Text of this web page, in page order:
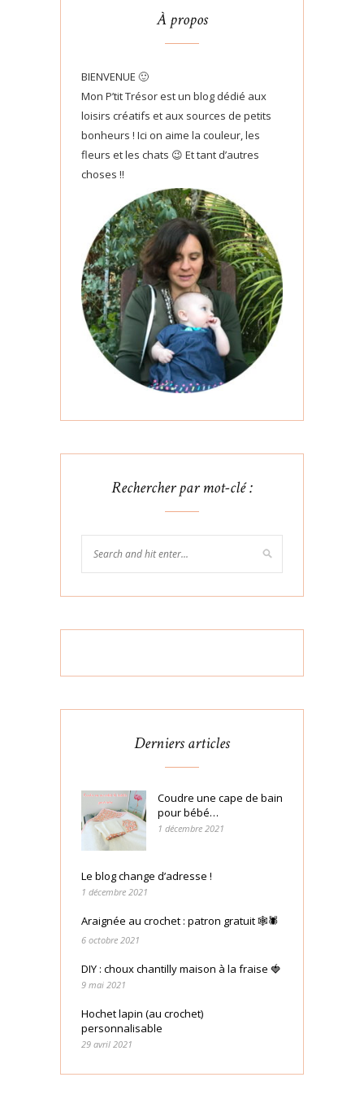
À propos
BIENVENUE 🙂
Mon P’tit Trésor est un blog dédié aux
loisirs créatifs et aux sources de petits
bonheurs ! Ici on aime la couleur, les
fleurs et les chats 😉 Et tant d’autres
choses !!
Rechercher par mot-clé :
Derniers articles
Coudre une cape de bain
pour bébé…
1 décembre 2021
Le blog change d’adresse !
1 décembre 2021
Araignée au crochet : patron gratuit 🕸🕷
6 octobre 2021
DIY : choux chantilly maison à la fraise 🍓
9 mai 2021
Hochet lapin (au crochet)
personnalisable
29 avril 2021